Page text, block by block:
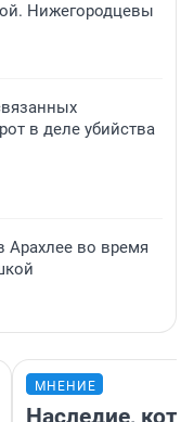
Нижегородцевы
в деле убийства
Арахлее во время
МНЕНИЕ
Наследие,